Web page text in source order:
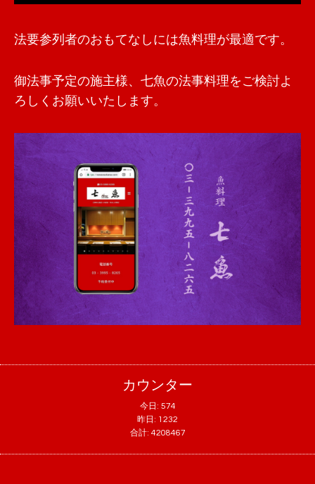
法要参列者のおもてなしには魚料理が最適です。
御法事予定の施主様、七魚の法事料理をご検討よ
ろしくお願いいたします。
カウンター
今日: 574
昨日: 1232
合計: 4208467